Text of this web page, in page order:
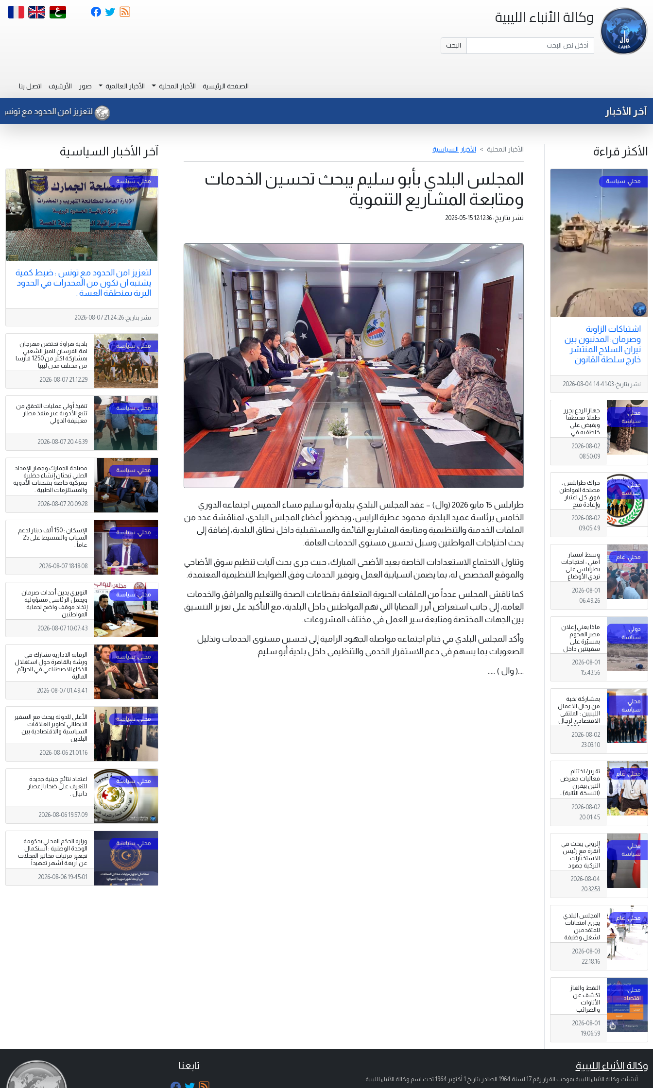
وكالة الأنباء الليبية
البحث
الصفحة الرئيسية الأخبار المحلية الأخبار العالمية صور الأرشيف اتصل بنا
آخر الأخبار لتعزيز امن الحدود مع تونس :
الأكثر قراءة
اشتباكات الزاوية
وصرمان: المدنيون بين
نيران السلاح المنتشر
خارج سلطة القانون
نشر بتاريخ:2026-08-04 14:41:03
جهاز الردع يحرر
طفلًا مختطفًا
ويقبض على
خاطفيه في
طرابلس
2026-08-02
08:50:09
حراك طرابلس :
مصلحة المواطن
فوق كل اعتبار
وإعادة فتح
المؤسسات
جاءت استجابةً
للإرادة الشعبية
2026-08-02
09:05:49
وسط انتشار
أمني : احتجاجات
بطرابلس على
تردي الأوضاع
المعيشية وتدني
الخدمات العامة .
2026-08-01
06:49:26
ماذا يعني إعلان
مصر الهجوم
بمسيّرة على
سفينتين داخل
ميناء دمياط؟
(قراءة تحليلية)
2026-08-01
15:43:56
بمشاركة نخبة
من رجال الاعمال
الليبيين : الملتقى
الاقتصادي لرجال
الاعمال 2026
تبدأ فعاليات
بمدينة سرت .
2026-08-02
23:03:10
تقرير/ اختتام
فعاليات معرض
التين بيفرن
(النسخة الثانية)..
تظاهرة وطنية
وصمود
للمزارعين في
2026-08-02
20:01:45
الزوبي يبحث في
أنقرة مع رئيس
الاستخبارات
التركية جهود
توحيد المؤسسة
العسكرية على
أسس مهنية
2026-08-04
20:32:53
المجلس البلدي
يجري امتحانات
للمتقدمين
لشغل وظيفة
مختار محلة .
2026-08-03
22:18:16
النفط والغاز
تكشف عن
الأتاوات
والضرائب
المحصلة خلال
شهر يوليو 2026 .
2026-08-01
19:06:59
الأخبار المحلية الأخبار السياسية
المجلس البلدي بأبو سليم يبحث تحسين الخدمات
ومتابعة المشاريع التنموية
نشر بتاريخ: 2026-05-15 12:12:36
طرابلس 15 مايو 2026 (وال) – عقد المجلس البلدي ببلدية أبو سليم مساء الخميس اجتماعه الدوري
الخامس برئاسة عميد البلدية محمود عطية الرايس، وبحضور أعضاء المجلس البلدي، لمناقشة عدد من
الملفات الخدمية والتنظيمية ومتابعة المشاريع القائمة والمستقبلية داخل نطاق البلدية، إضافة إلى
بحث احتياجات المواطنين وسبل تحسين مستوى الخدمات العامة.
وتناول الاجتماع الاستعدادات الخاصة بعيد الأضحى المبارك، حيث جرى بحث آليات تنظيم سوق الأضاحي
والموقع المخصص له، بما يضمن انسيابية العمل وتوفير الخدمات وفق الضوابط التنظيمية المعتمدة.
كما ناقش المجلس عدداً من الملفات الحيوية المتعلقة بقطاعات الصحة والتعليم والمرافق والخدمات
العامة، إلى جانب استعراض أبرز القضايا التي تهم المواطنين داخل البلدية، مع التأكيد على تعزيز التنسيق
بين الجهات المختصة ومتابعة سير العمل في مختلف المشروعات.
وأكد المجلس البلدي في ختام اجتماعه مواصلة الجهود الرامية إلى تحسين مستوى الخدمات وتذليل
الصعوبات بما يسهم في دعم الاستقرار الخدمي والتنظيمي داخل بلدية أبو سليم.
....( وال ) .....
آخر الأخبار السياسية
لتعزيز امن الحدود مع تونس : ضبط كمية
يشتبه ان تكون من المخدرات في الحدود
البرية بمنطقة العسة .
نشر بتاريخ:2026-08-07 21:24:26
بلدية هراوة تحتضن مهرجان
لمة الفرسان للميز الشعبي
بمشاركة اكثر من 1250 فارسا
من مختلف مدن ليبيا
2026-08-07 21:12:29
تنفيذ أولى عمليات التحقق من
تتبع الأدوية عبر منفذ مطار
معيتيقة الدولي
2026-08-07 20:46:39
مصلحة الجمارك وجهاز الإمداد
الطبي تبحثان إنشاء حظيرة
جمركية خاصة بشحنات الأدوية
والمستلزمات الطبية .
2026-08-07 20:09:28
الإسكان : 150 ألف دينار لدعم
الشباب والتقسيط على 25
عاماً .
2026-08-07 18:18:08
النويري يدين أحداث صرمان
ويحمل الرئاسي مسؤولية
إتخاذ موقف واضح لحماية
المواطنين
2026-08-07 10:07:43
الرقابة الادارية تشارك في
ورشة بالقاهرة حول استغلال
الذكاء الاصطناعي في الجرائم
المالية
2026-08-07 01:49:41
الأعلى للدولة يبحث مع السفير
الايطالي تطوير العلاقات
السياسية والاقتصادية بين
البلدين
2026-08-06 21:01:16
اعتماد نتائج جينية جديدة
للتعرف على ضحايا إعصار
دانيال .
2026-08-06 19:57:09
وزارة الحكم المحلي بحكومة
الوحدة الوطنية : استكمال
تجهيز مرتبات مخاتير المحلات
عن أربعة أشهر تمهيداً
لصرفها .
2026-08-06 19:45:01
وكالة الأنباء الليبية
أنشئت وكالة الأنباء الليبية بموجب القرار رقم 17 لسنة 1964 الصادر بتاريخ 1 أكتوبر 1964 تحت اسم وكالة الأنباء الليبية .
تابعنا